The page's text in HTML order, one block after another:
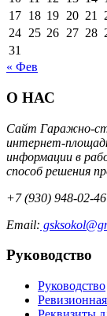
17 18 19 20 21
24 25 26 27 28
31
« Фев
О НАС
Сайт Гаражно-
интернет-
информации в
способ решения
+7 (930) 948-02-46
Email:
Руководство
Руководство